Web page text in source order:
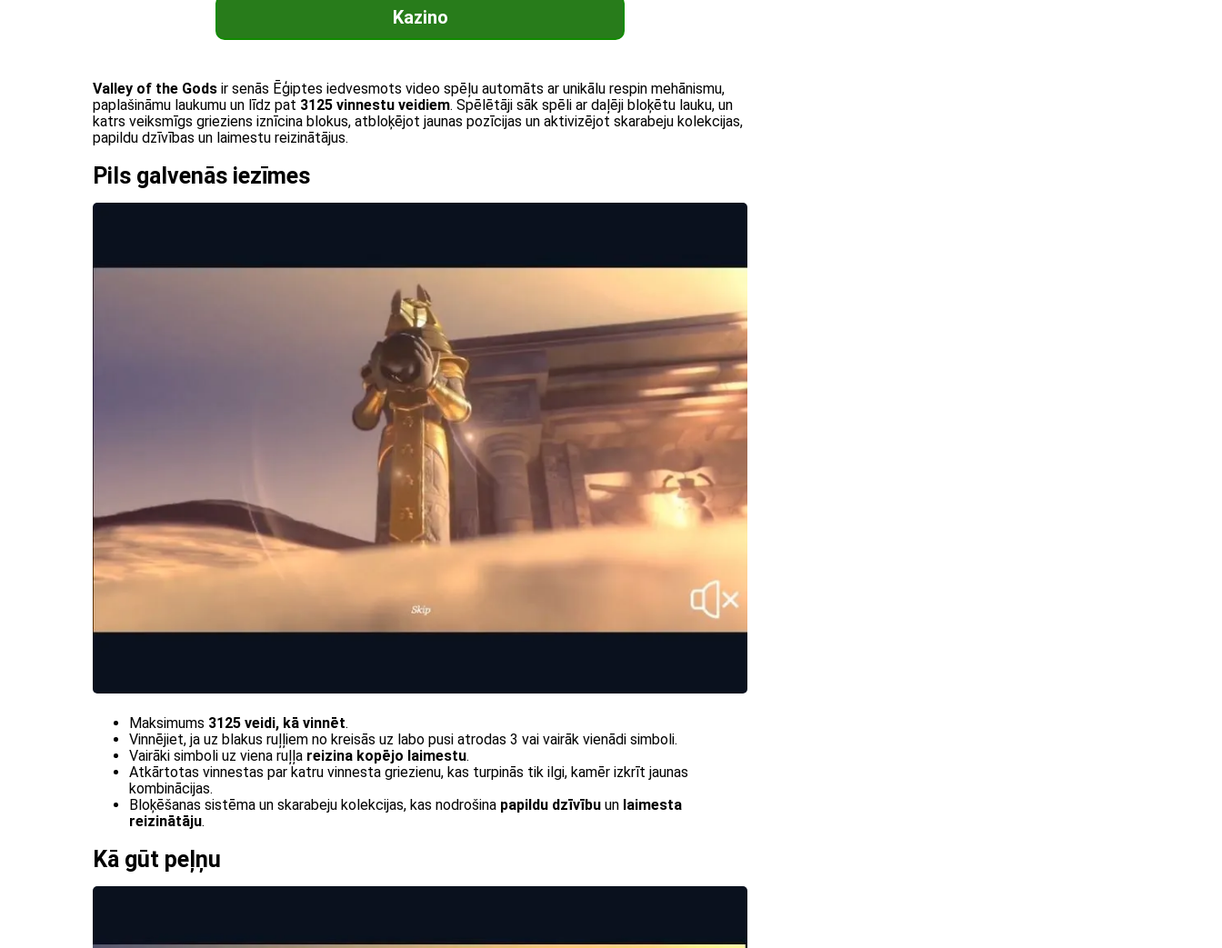
Kazino
Valley of the Gods ir senās Ēģiptes iedvesmots video spēļu automāts ar unikālu respin mehānismu,
paplašināmu laukumu un līdz pat 3125 vinnestu veidiem. Spēlētāji sāk spēli ar daļēji bloķētu lauku, un
katrs veiksmīgs grieziens iznīcina blokus, atbloķējot jaunas pozīcijas un aktivizējot skarabeju kolekcijas,
papildu dzīvības un laimestu reizinātājus.
Pils galvenās iezīmes
Maksimums 3125 veidi, kā vinnēt.
Vinnējiet, ja uz blakus ruļļiem no kreisās uz labo pusi atrodas 3 vai vairāk vienādi simboli.
Vairāki simboli uz viena ruļļa reizina kopējo laimestu.
Atkārtotas vinnestas par katru vinnesta griezienu, kas turpinās tik ilgi, kamēr izkrīt jaunas
kombinācijas.
Bloķēšanas sistēma un skarabeju kolekcijas, kas nodrošina papildu dzīvību un laimesta
reizinātāju.
Kā gūt peļņu